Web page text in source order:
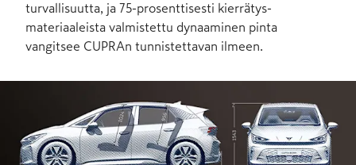
turvallisuutta, ja 75-prosenttisesti kierrätys­
materiaaleista valmistettu dynaaminen pinta
vangitsee CUPRAn tunnis­tettavan ilmeen.